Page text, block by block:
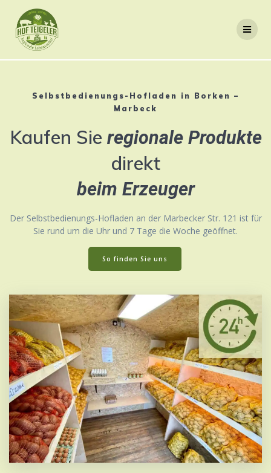
Selbstbedienungs-Hofladen in Borken –
Marbeck
Kaufen Sie regionale Produkte
direkt
beim Erzeuger
Der Selbstbedienungs-Hofladen an der Marbecker Str. 121 ist für
Sie rund um die Uhr und 7 Tage die Woche geöffnet.
So finden Sie uns